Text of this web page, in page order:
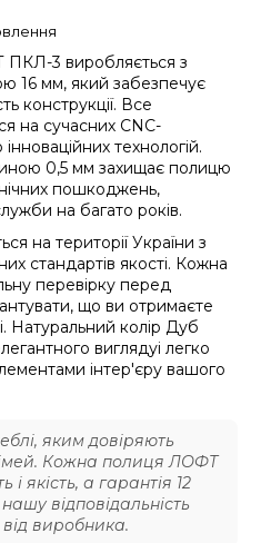
3 виробляється з
16 мм, який забезпечує
конструкції. Все
на сучасних CNC-
технологій.
0,5 мм захищає полицю
пошкоджень,
на багато років.
на території України з
стандартів якості. Кожна
перевірку перед
що ви отримаєте
Натуральний колір Дуб
виглядуі легко
інтер'єру вашого
яким довіряють
Кожна полиця ЛОФТ
і якість, а гарантія 12
відповідальність
виробника.